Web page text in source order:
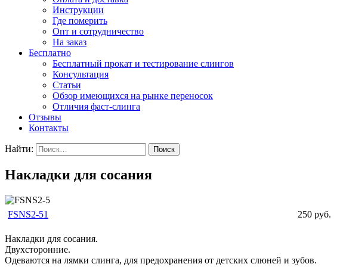
Инструкции
Где померить
Опт и сотрудничество
На заказ
Бесплатно
Бесплатный прокат и тестирование слингов
Консультация
Статьи
Обзор имеющихся на рынке переносок
Отличия фаст-слинга
Отзывы
Контакты
Найти:
Накладки для сосания
FSNS2-51 250 руб.
Накладки для сосания.
Двухсторонние.
Одеваются на лямки слинга, для предохранения от детских слюней и зубов.